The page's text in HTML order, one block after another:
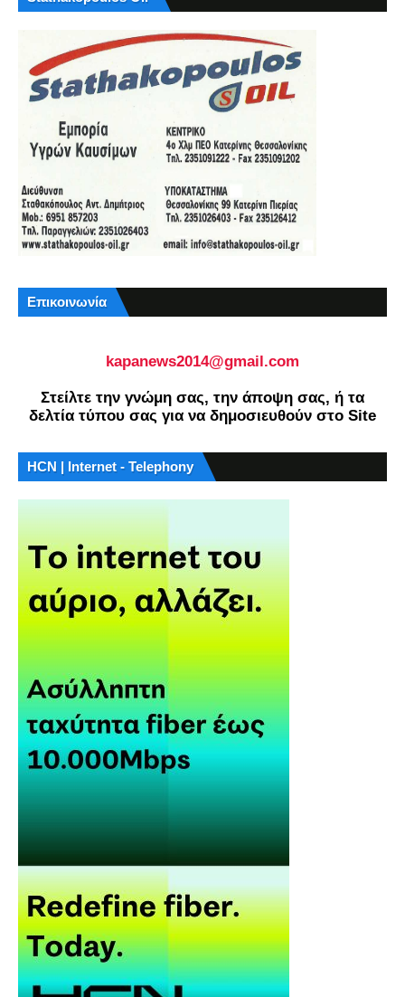
Επικοινωνία
kapanews2014@gmail.com
Στείλτε την γνώμη σας, την άποψη σας, ή τα
δελτία τύπου σας για να δημοσιευθούν στο Site
HCN | Internet - Telephony